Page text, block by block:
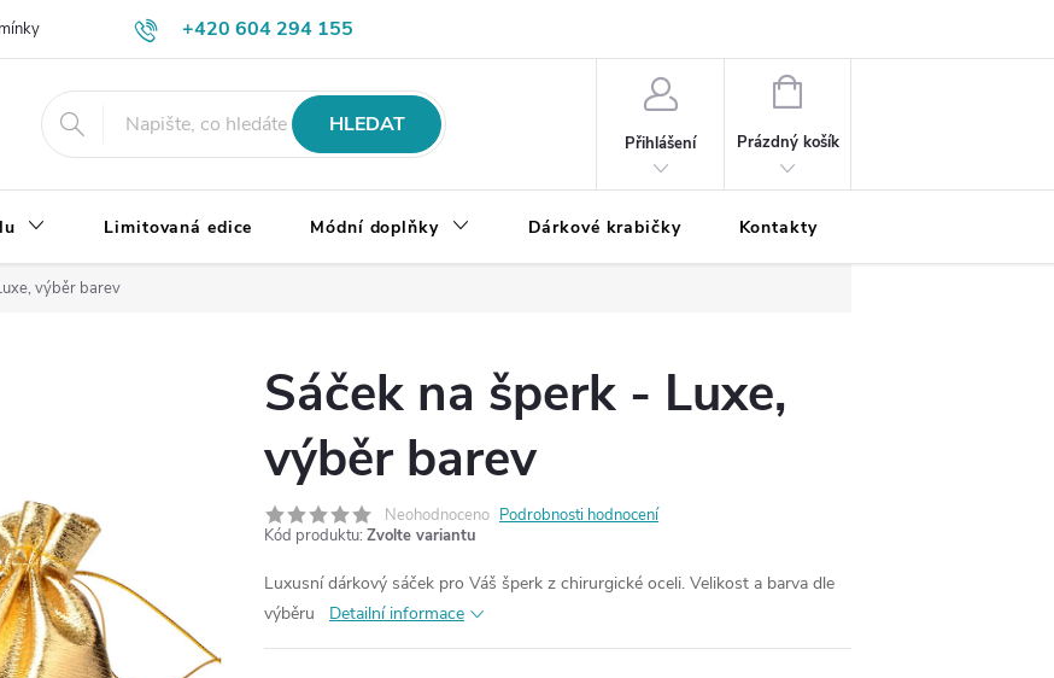
+420 604 294 155
Výměna, vrácení a reklamace zboží
HLEDAT
Přihlášení
NÁKUPNÍ
Prázdný košík
Limitovaná edice Módní doplňky Dárkové krabičky Kontakty
výběr barev
Sáček na šperk - Luxe,
výběr barev
Neohodnoceno Podrobnosti hodnocení
Kód produktu: Zvolte variantu
Luxusní dárkový sáček pro Váš šperk z chirurgické oceli. Velikost a barva dle
výběru
Detailní informace